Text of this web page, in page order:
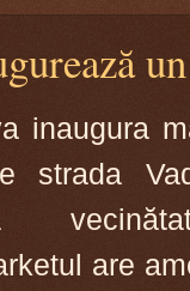
strada
are